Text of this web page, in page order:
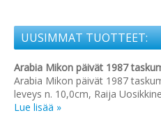
UUSIMMAT TUOTTEET:
Arabia Mikon päivät 1987
Arabia Mikon päivät 1987
leveys n. 10,0cm, Raija
Lue lisää »